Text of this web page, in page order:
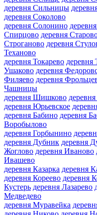
деревня Сильницы
деревня Соколово
деревня Солонино
Спирцово деревня
Строганово деревня
Теханово
деревня Токарево деревня
Ушаково деревня
Филяево деревня
Чашницы
деревня Шишково
деревня Юрьевское
деревня Бабино деревня
Воробылово
деревня Горбынино
деревня Дубник деревня
Жоглово деревня Иваново
Ивашево
деревня Казарка деревня
деревня Кореево деревня
Кустерь деревня Лазарево
Медведево
деревня Муравейка